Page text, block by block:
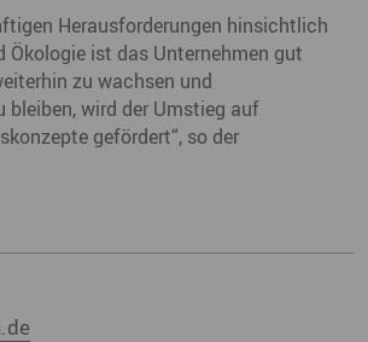
Herausforderungen hinsichtlich
ist das Unternehmen gut
zu wachsen und
bleiben, wird der Umstieg auf
gefördert“, so der